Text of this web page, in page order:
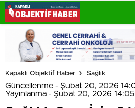
Kapaklı Objektif Haber Sağlık
Güncellenme - Şubat 20, 2026
Yayınlanma - Şubat 20, 2026 14:05